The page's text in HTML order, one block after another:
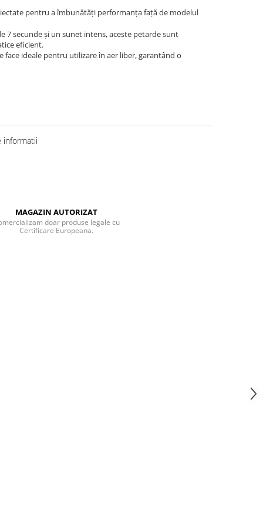
pentru a îmbunătăți performanța față de modelul
7 secunde și un sunet intens, aceste petarde sunt
eficient.
face ideale pentru utilizare în aer liber, garantând o
informatii
MAGAZIN AUTORIZAT
doar produse legale cu
Certificare Europeana.